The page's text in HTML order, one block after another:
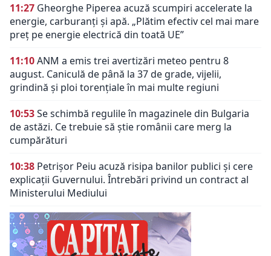
11:27 Gheorghe Piperea acuză scumpiri accelerate la
energie, carburanți și apă. „Plătim efectiv cel mai mare
preț pe energie electrică din toată UE”
11:10ANM a emis trei avertizări meteo pentru 8
august. Caniculă de până la 37 de grade, vijelii,
grindină și ploi torențiale în mai multe regiuni
10:53Se schimbă regulile în magazinele din Bulgaria
de astăzi. Ce trebuie să știe românii care merg la
cumpărături
10:38 Petrișor Peiu acuză risipa banilor publici și cere
explicații Guvernului. Întrebări privind un contract al
Ministerului Mediului